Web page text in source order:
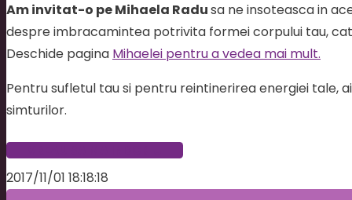
Am invitat-o pe Mihaela Radusa ne insoteasca in
despre imbracamintea potrivita formei corpului tau,
Deschide pagina Mihaelei pentru a vedea mai mult.
Pentru sufletul tau si pentru reintinerirea energiei tale,
simturilor.
2017/11/01 18:18:18